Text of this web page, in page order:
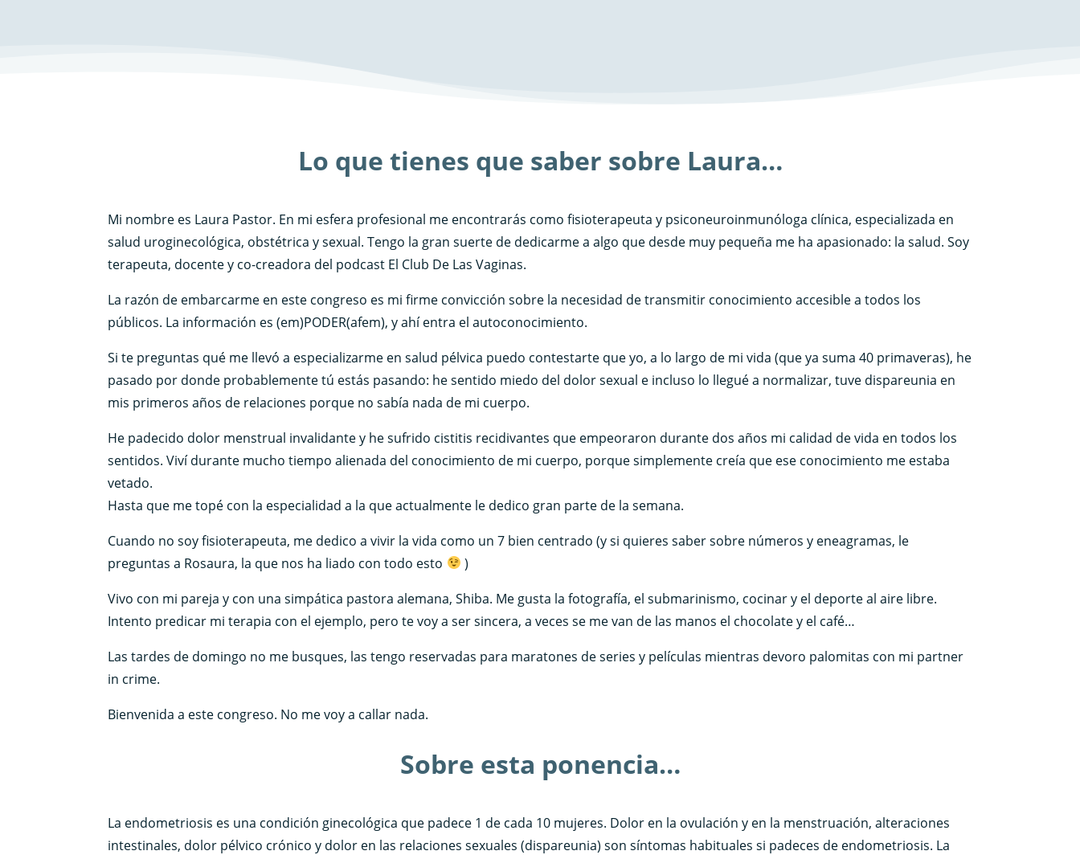
Lo que tienes que saber sobre Laura…
Mi nombre es Laura Pastor. En mi esfera profesional me encontrarás como fisioterapeuta y psiconeuroinmunóloga clínica, especializada en
salud uroginecológica, obstétrica y sexual. Tengo la gran suerte de dedicarme a algo que desde muy pequeña me ha apasionado: la salud. Soy
terapeuta, docente y co-creadora del podcast El Club De Las Vaginas.
La razón de embarcarme en este congreso es mi firme convicción sobre la necesidad de transmitir conocimiento accesible a todos los
públicos. La información es (em)PODER(afem), y ahí entra el autoconocimiento.
Si te preguntas qué me llevó a especializarme en salud pélvica puedo contestarte que yo, a lo largo de mi vida (que ya suma 40 primaveras), he
pasado por donde probablemente tú estás pasando: he sentido miedo del dolor sexual e incluso lo llegué a normalizar, tuve dispareunia en
mis primeros años de relaciones porque no sabía nada de mi cuerpo.
He padecido dolor menstrual invalidante y he sufrido cistitis recidivantes que empeoraron durante dos años mi calidad de vida en todos los
sentidos. Viví durante mucho tiempo alienada del conocimiento de mi cuerpo, porque simplemente creía que ese conocimiento me estaba
vetado.
Hasta que me topé con la especialidad a la que actualmente le dedico gran parte de la semana.
Cuando no soy fisioterapeuta, me dedico a vivir la vida como un 7 bien centrado (y si quieres saber sobre números y eneagramas, le
preguntas a Rosaura, la que nos ha liado con todo esto
)
Vivo con mi pareja y con una simpática pastora alemana, Shiba. Me gusta la fotografía, el submarinismo, cocinar y el deporte al aire libre.
Intento predicar mi terapia con el ejemplo, pero te voy a ser sincera, a veces se me van de las manos el chocolate y el café…
Las tardes de domingo no me busques, las tengo reservadas para maratones de series y películas mientras devoro palomitas con mi partner
in crime.
Bienvenida a este congreso. No me voy a callar nada.
Sobre esta ponencia…
La endometriosis es una condición ginecológica que padece 1 de cada 10 mujeres. Dolor en la ovulación y en la menstruación, alteraciones
intestinales, dolor pélvico crónico y dolor en las relaciones sexuales (dispareunia) son síntomas habituales si padeces de endometriosis. La